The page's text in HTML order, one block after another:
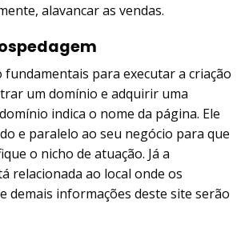
alavancar as vendas.
fundamentais para executar a criação
um domínio e adquirir uma
indica o nome da página. Ele
e paralelo ao seu negócio para que
o nicho de atuação. Já a
relacionada ao local onde os
demais informações deste site serão